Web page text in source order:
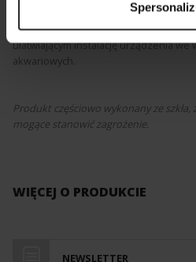
pompy Uni Pump to niewielki rozmiar,
i niskie zużycie energii. Zasilacz
ułatwiającym instalację urządzenia
akwariowych.
Produkt częściowo wykonany ze
mogące stanowić zagrożenie.
WIĘCEJ O PRODUKCIE
NEWSLETTER